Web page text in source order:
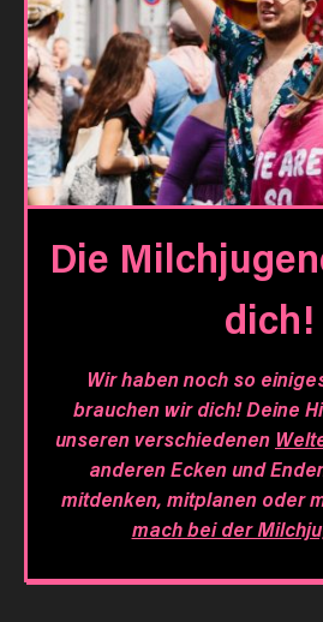
Die
dich!
Wir haben noch so
brauchen wir dich! Deine
unseren verschiedenen
anderen Ecken und
mitdenken, mitplanen oder
mach bei der